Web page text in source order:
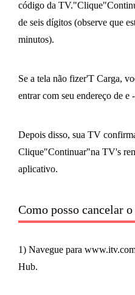
código da
de seis dígitos (observe que
minutos).
Se a tela não fizer'T Carga,
entrar com seu endereço de e
Depois disso, sua TV
Clique"Continuar"na TV's
aplicativo.
Como posso cancelar
1) Navegue para
Hub.